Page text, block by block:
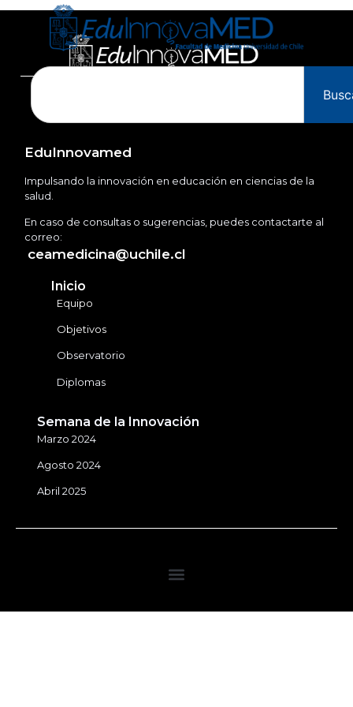
EduInnovamed
Impulsando la innovación en educación en ciencias de la
salud.
En caso de consultas o sugerencias, puedes contactarte al
correo:
ceamedicina@uchile.cl
Inicio
Equipo
Objetivos
Observatorio
Diplomas
Semana de la Innovación
Marzo 2024
Agosto 2024
Abril 2025